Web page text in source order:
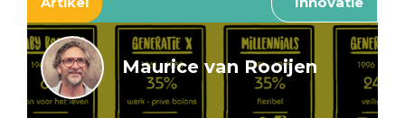
Maurice van Rooijen